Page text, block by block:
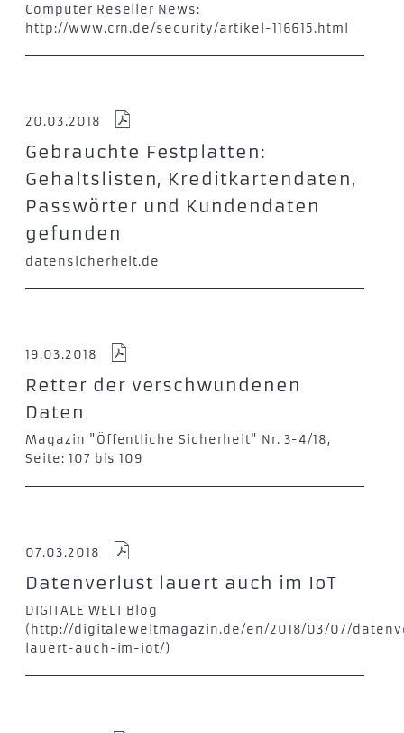
Computer Reseller News:
http://www.crn.de/security/artikel-116615.html
20.03.2018
Gebrauchte Festplatten:
Gehaltslisten, Kreditkartendaten,
Passwörter und Kundendaten
gefunden
datensicherheit.de
19.03.2018
Retter der verschwundenen
Daten
Magazin "Öffentliche Sicherheit" Nr. 3-4/18,
Seite: 107 bis 109
07.03.2018
Datenverlust lauert auch im IoT
DIGITALE WELT Blog
(http://digitaleweltmagazin.de/en/2018/03/07/
lauert-auch-im-iot/)